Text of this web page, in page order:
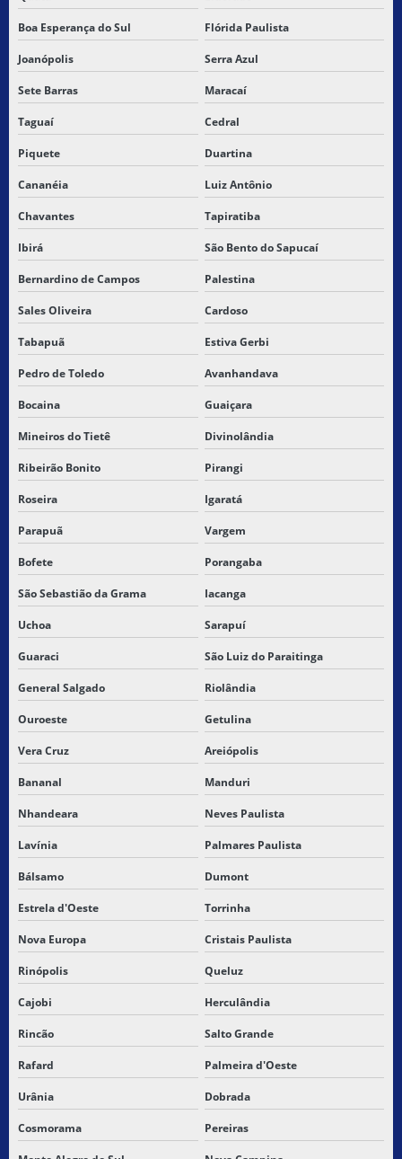
Boa Esperança do Sul Flórida Paulista
Joanópolis Serra Azul
Sete Barras Maracaí
Taguaí Cedral
Piquete Duartina
Cananéia Luiz Antônio
Chavantes Tapiratiba
Ibirá São Bento do Sapucaí
Bernardino de Campos Palestina
Sales Oliveira Cardoso
Tabapuã Estiva Gerbi
Pedro de Toledo Avanhandava
Bocaina Guaiçara
Mineiros do Tietê Divinolândia
Ribeirão Bonito Pirangi
Roseira Igaratá
Parapuã Vargem
Bofete Porangaba
São Sebastião da Grama Iacanga
Uchoa Sarapuí
Guaraci São Luiz do Paraitinga
General Salgado Riolândia
Ouroeste Getulina
Vera Cruz Areiópolis
Bananal Manduri
Nhandeara Neves Paulista
Lavínia Palmares Paulista
Bálsamo Dumont
Estrela d'Oeste Torrinha
Nova Europa Cristais Paulista
Rinópolis Queluz
Cajobi Herculândia
Rincão Salto Grande
Rafard Palmeira d'Oeste
Urânia Dobrada
Cosmorama Pereiras